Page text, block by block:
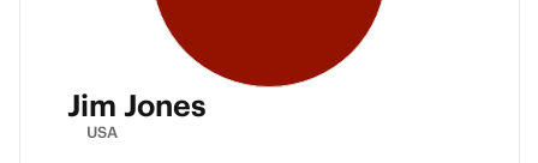
Jim Jones
USA